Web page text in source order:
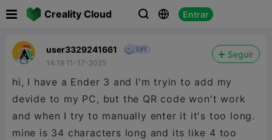
Creality Cloud   Entrar
user3329241661
14:19 11-17-2025
Seguir
hi, I have a Ender 3 and I'm tryin to add my
devide to my PC, but the QR code won't work
and when I try to manually enter it it's too long.
mine is 34 characters long and its like 4 too